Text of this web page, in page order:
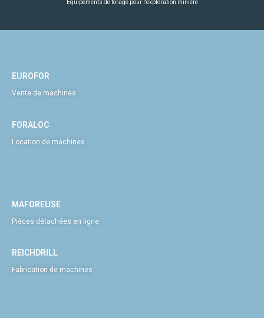
Équipements de forage pour l'exploration minière
EUROFOR
Vente de machines
FORALOC
Location de machines
MAFOREUSE
Pièces détachées en ligne
REICHDRILL
Fabrication de machines